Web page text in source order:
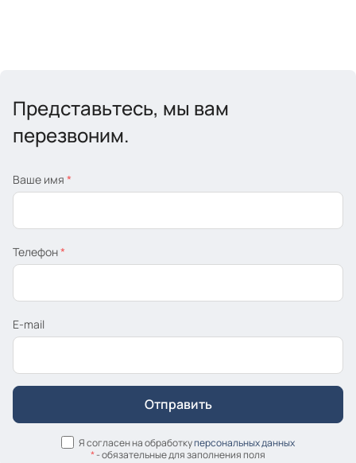
Представьтесь, мы вам
перезвоним.
Ваше имя *
Телефон*
E-mail
Я согласен на обработкуперсональных данных
*- обязательные для заполнения поля